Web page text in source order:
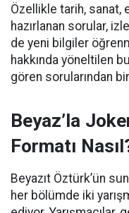
Özellikle tarih, sanat,
hazırlanan sorular,
de yeni bilgiler
hakkında yöneltilen
gören sorularından
Beyaz’la
Formatı
Beyazıt Öztürk’ün
her bölümde iki